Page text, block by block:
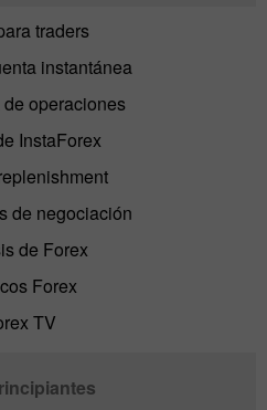
traders
instantánea
operaciones
InstaForex
de negociación
de Forex
Forex
TV